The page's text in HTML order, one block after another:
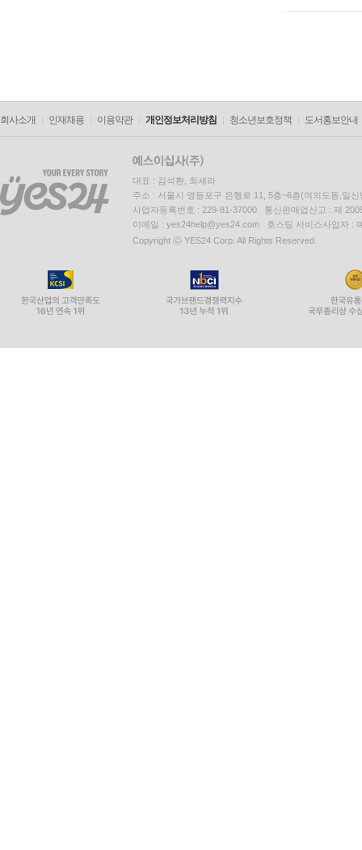
회사소개 인재채용 이용약관 개인정보처리방침 청소년보호정책 도서홍보안내
대표 : 김석환, 최세라
주소 : 서울시 영등포구 은행로 11, 5층~6층(여의도동,일신
사업자등록번호 : 229-81-37000 통신판매업신고 : 제
이메일 : yes24help@yes24.com 호스팅 서비스사업자 :
Copyright ⓒ YES24 Corp. All Rights Reserved.